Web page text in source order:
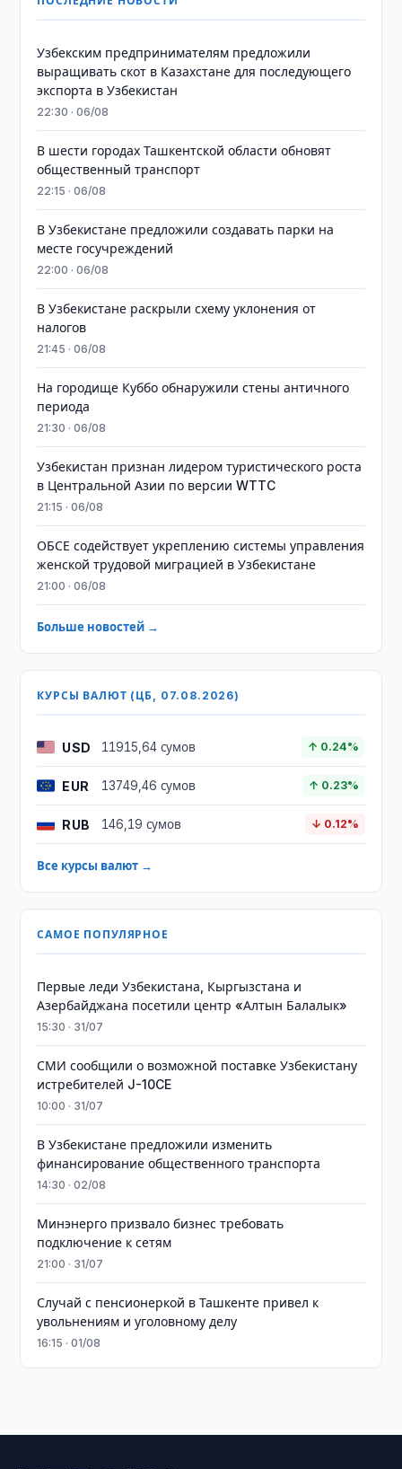
Узбекским предпринимателям предложили
выращивать скот в Казахстане для последующего
экспорта в Узбекистан
22:30 · 06/08
В шести городах Ташкентской области обновят
общественный транспорт
22:15 · 06/08
В Узбекистане предложили создавать парки на
месте госучреждений
22:00 · 06/08
В Узбекистане раскрыли схему уклонения от
налогов
21:45 · 06/08
На городище Куббо обнаружили стены античного
периода
21:30 · 06/08
Узбекистан признан лидером туристического роста
в Центральной Азии по версии WTTC
21:15 · 06/08
ОБСЕ содействует укреплению системы управления
женской трудовой миграцией в Узбекистане
21:00 · 06/08
Больше новостей →
КУРСЫ ВАЛЮТ (ЦБ, 07.08.2026)
USD 11915,64 сумов ↑ 0.24%
EUR 13749,46 сумов ↑ 0.23%
RUB 146,19 сумов ↓ 0.12%
Все курсы валют →
САМОЕ ПОПУЛЯРНОЕ
Первые леди Узбекистана, Кыргызстана и
Азербайджана посетили центр «Алтын Балалык»
15:30 · 31/07
СМИ сообщили о возможной поставке Узбекистану
истребителей J-10CE
10:00 · 31/07
В Узбекистане предложили изменить
финансирование общественного транспорта
14:30 · 02/08
Минэнерго призвало бизнес требовать
подключение к сетям
21:00 · 31/07
Случай с пенсионеркой в Ташкенте привел к
увольнениям и уголовному делу
16:15 · 01/08